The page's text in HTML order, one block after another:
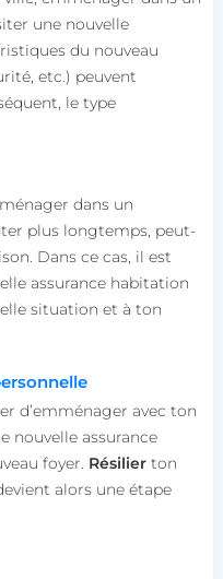
une nouvelle
du nouveau
etc.) peuvent
le type
dans un
plus longtemps, peut-
Dans ce cas, il est
assurance habitation
situation et à ton
d’emménager avec ton
nouvelle assurance
foyer. Résilierton
alors une étape